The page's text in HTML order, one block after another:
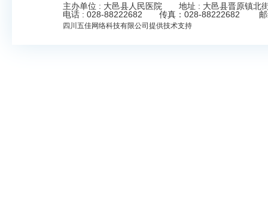
主办单位 : 大邑县人民医院 地址 : 大邑县晋原镇北
电话 : 028-88222682 传真：028-88222682
四川五佳网络科技有限公司提供技术支持